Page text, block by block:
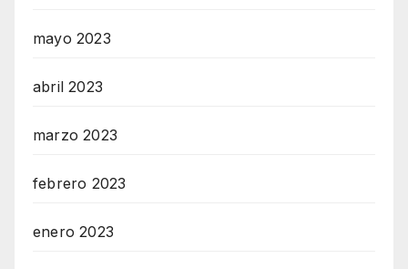
mayo 2023
abril 2023
marzo 2023
febrero 2023
enero 2023